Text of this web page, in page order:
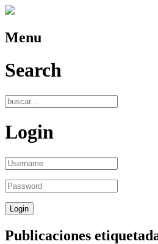
Menu
Search
Login
Publicaciones